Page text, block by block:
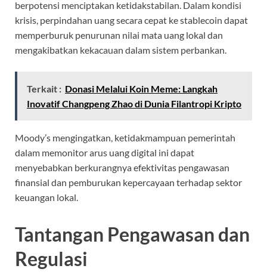
berpotensi menciptakan ketidakstabilan. Dalam kondisi
krisis, perpindahan uang secara cepat ke stablecoin dapat
memperburuk penurunan nilai mata uang lokal dan
mengakibatkan kekacauan dalam sistem perbankan.
Terkait : Donasi Melalui Koin Meme: Langkah
Inovatif Changpeng Zhao di Dunia Filantropi Kripto
Moody’s mengingatkan, ketidakmampuan pemerintah
dalam memonitor arus uang digital ini dapat
menyebabkan berkurangnya efektivitas pengawasan
finansial dan pemburukan kepercayaan terhadap sektor
keuangan lokal.
Tantangan Pengawasan dan
Regulasi